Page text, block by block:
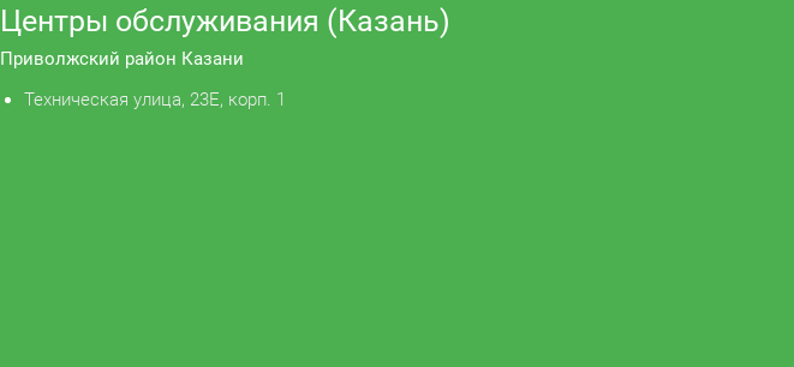
Центры обслуживания (Казань)
Приволжский район Казани
Техническая улица, 23Е, корп. 1